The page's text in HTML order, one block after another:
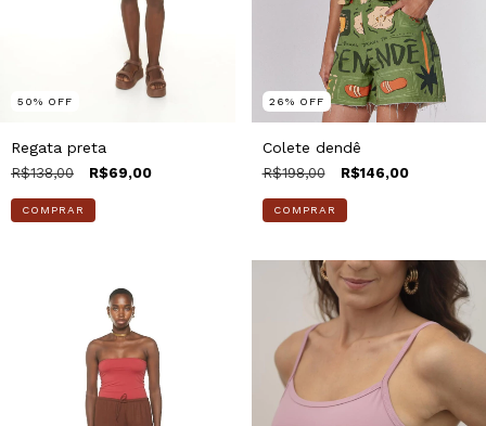
50% OFF
Regata preta
R$138,00 R$69,00
COMPRAR
26% OFF
Colete dendê
R$198,00 R$146,00
COMPRAR